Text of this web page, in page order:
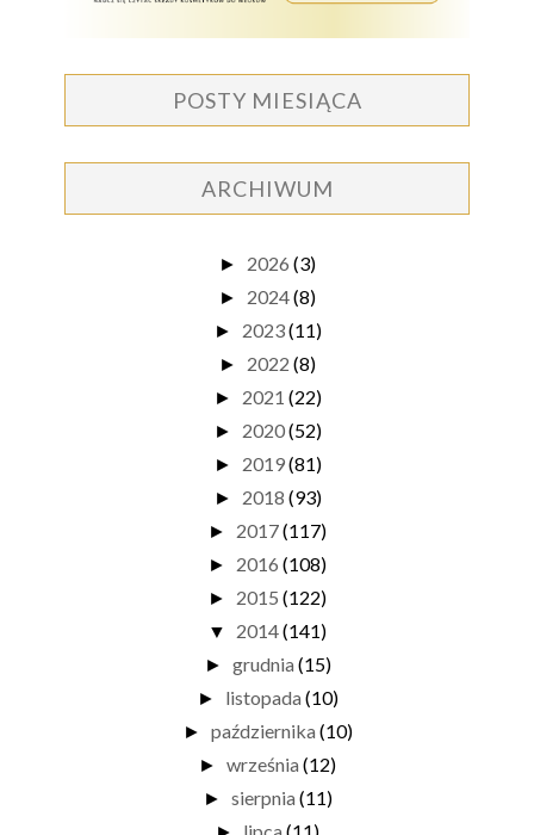
POSTY MIESIĄCA
ARCHIWUM
► 2026 (3)
► 2024(8)
► 2023(11)
► 2022 (8)
► 2021 (22)
► 2020(52)
► 2019(81)
► 2018 (93)
► 2017(117)
► 2016 (108)
► 2015 (122)
▼ 2014(141)
► grudnia (15)
► listopada (10)
► października (10)
► września (12)
► sierpnia (11)
lipca (11)